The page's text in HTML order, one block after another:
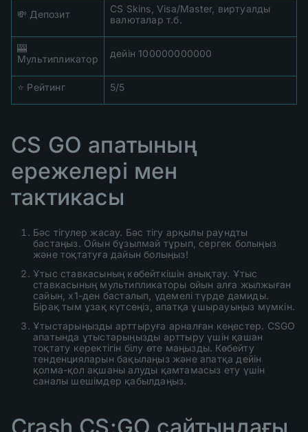
💸 Депозит
CS Skins, Visa/Master, виртуалды
валюталар т.б.
🎰
Мультипликатор
дейін 100000000000
⭐ Рейтинг 5/5
CS GO апатының
ережелері мен
тактикасы
Бәс тігулер жасау. Бәс тігу арқылы раундты
бастаңыз. Ойын бұзылмай тұрып, сергек болыңыз
және тоқтатуға дайын болыңыз!
Ұтыс ставкасының көбейткішін анықтау. Ұтыс
ставкасының мультипликаторы ойын алға жылжыған
сайын, x1-ден басталып, үдемелі түрде дамиды.
Бірақ тым ұзақ күтсеңіз, апатқа ұшырауыңыз мүмкін.
Ұтыстарыңызды арттыруға арналған кеңестер. CSGO
апатында ұтыстарыңызды арттыру үшін қашан
тоқтату керектігін білу өте маңызды. Көбейту
тенденцияларын бақылаңыз және апатқа дейін
қолма-қол ақшаны алуды қамтамасыз ету үшін
саналы шешімдер қабылдаңыз.